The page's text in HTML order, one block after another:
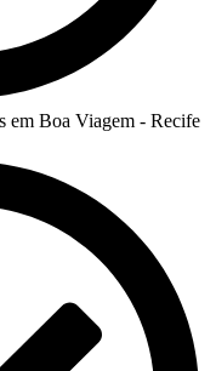
em Boa Viagem - Recife